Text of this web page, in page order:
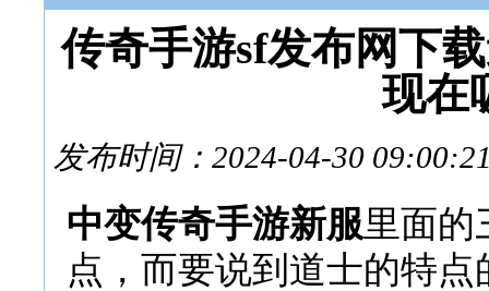
传奇手游sf发布网下
现在
发布时间：2024-04-30
中变传奇手游新服里面的
点，而要说到道士的特